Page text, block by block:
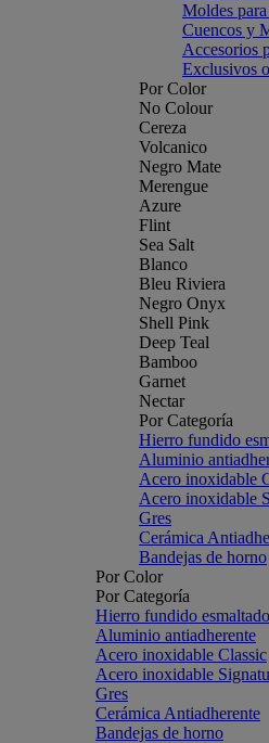
Moldes para
Cuencos y
Accesorios
Exclusivos
Por Color
No Colour
Cereza
Volcanico
Negro Mate
Merengue
Azure
Flint
Sea Salt
Blanco
Bleu Riviera
Negro Onyx
Shell Pink
Deep Teal
Bamboo
Garnet
Nectar
Por Categoría
Hierro fundido
Aluminio
Acero inoxidable
Acero inoxidable
Gres
Cerámica
Bandejas de horno
Por Color
Por Categoría
Hierro fundido esmaltado
Aluminio antiadherente
Acero inoxidable Classic
Acero inoxidable
Gres
Cerámica Antiadherente
Bandejas de horno